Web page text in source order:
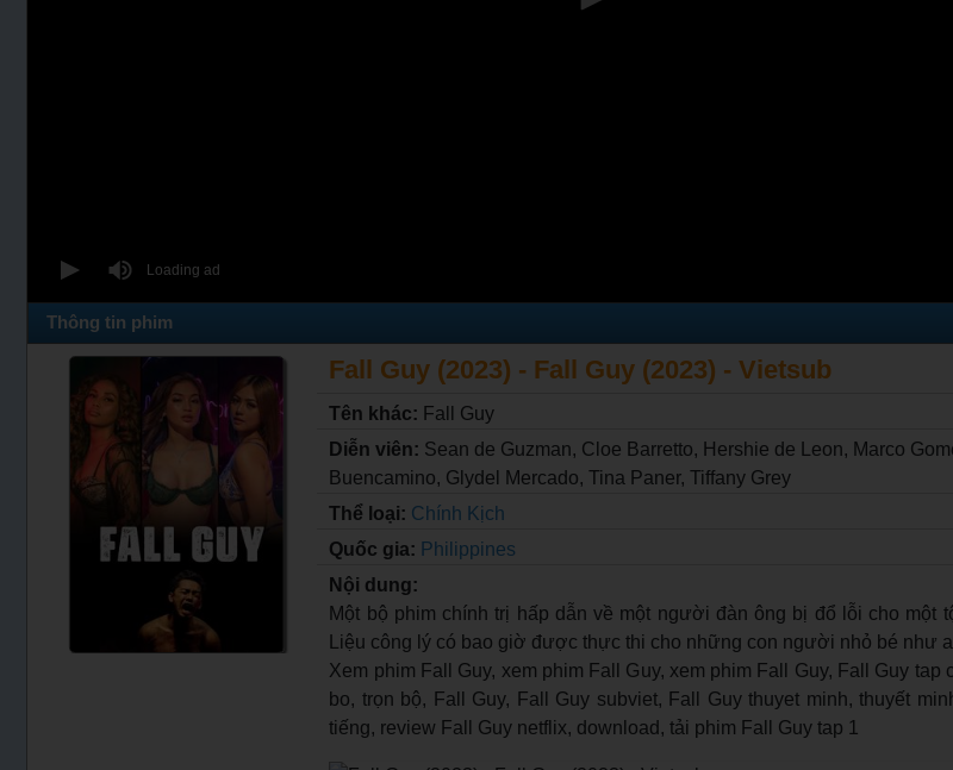
Thông tin phim
Fall Guy (2023) - Fall Guy (2023) - Vietsub
Tên khác: Fall Guy
Diễn viên: Sean de Guzman, Cloe Barretto, Hershie de Leon, Marco
Buencamino, Glydel Mercado, Tina Paner, Tiffany Grey
Thể loại: Chính Kịch
Quốc gia: Philippines
Nội dung:
Một bộ phim chính trị hấp dẫn về một người đàn ông bị đổ lỗi cho một
Liệu công lý có bao giờ được thực thi cho những con người nhỏ bé như
Xem phim Fall Guy, xem phim Fall Guy, xem phim Fall Guy, Fall Guy tap
bo, trọn bộ, Fall Guy, Fall Guy subviet, Fall Guy thuyet minh, thuyết
tiếng, review Fall Guy netflix, download, tải phim Fall Guy tap 1